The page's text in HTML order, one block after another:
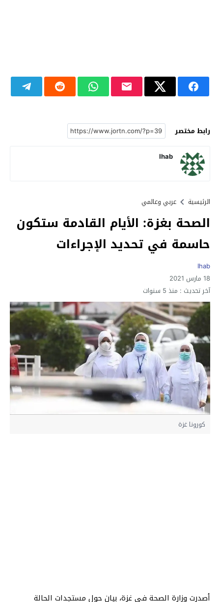
رابط مختصر
Ihab
الرئيسية عربي وعالمي
الصحة بغزة: الأيام القادمة ستكون
حاسمة في تحديد الإجراءات
Ihab
18 مارس 2021
آخر تحديث : منذ 5 سنوات
كورونا غزة
أصدرت وزارة الصحة في غزة، بيان حول مستجدات الحالة